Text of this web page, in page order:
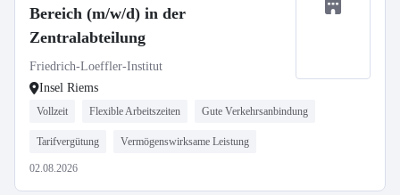
Bereich (m/w/d) in der
Zentralabteilung
Friedrich-Loeffler-Institut
Insel Riems
Vollzeit Flexible Arbeitszeiten Gute Verkehrsanbindung
Tarifvergütung Vermögenswirksame Leistung
02.08.2026